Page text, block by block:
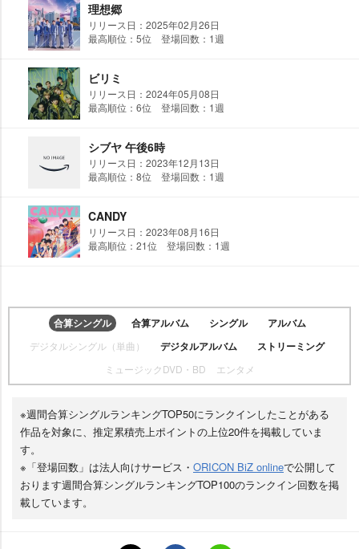
理想郷
リリース日：2025年02月26日
最高順位：5位 登場回数：1週
ビリミ
リリース日：2024年05月08日
最高順位：6位 登場回数：1週
シブヤ 午後6時
リリース日：2023年12月13日
最高順位：8位 登場回数：1週
CANDY
リリース日：2023年08月16日
最高順位：21位 登場回数：1週
合算シングル 合算アルバム シングル アルバム
デジタルシングル（単曲） デジタルアルバム ストリーミング
ミュージックDVD・BD エンタメ
※週間合算シングルランキングTOP50にランクインしたことがある
作品を対象に、推定累積売上ポイントの上位20件を掲載していま
す。
※「登場回数」は法人向けサービス・ ORICON BiZ onlineで公開して
おります週間合算シングルランキングTOP100のランクイン回数を掲
載しています。